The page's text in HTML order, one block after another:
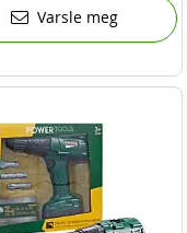
Varsle meg